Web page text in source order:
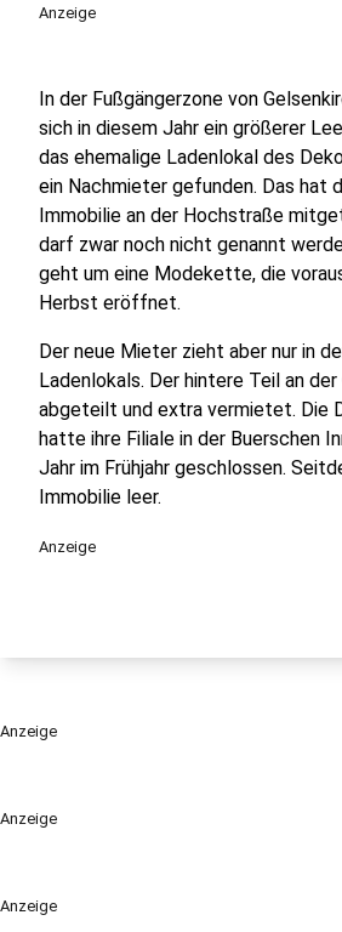
Anzeige
Anzeige
Anzeige
In der Fußgängerzone von
sich in diesem Jahr ein größerer
das ehemalige Ladenlokal des
ein Nachmieter gefunden. Das hat
Immobilie an der Hochstraße
darf zwar noch nicht genannt
geht um eine Modekette, die
Herbst eröffnet.
Der neue Mieter zieht aber nur in
Ladenlokals. Der hintere Teil an
abgeteilt und extra vermietet. Die
hatte ihre Filiale in der Buerschen
Jahr im Frühjahr geschlossen.
Immobilie leer.
Anzeige
Anzeige